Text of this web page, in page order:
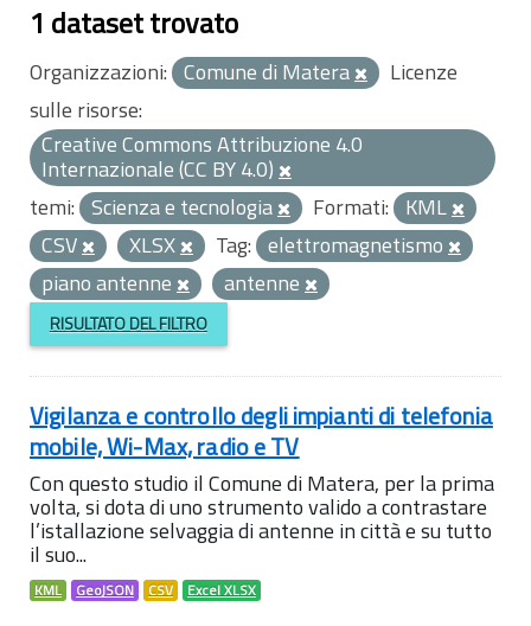
1 dataset trovato
Organizzazioni: Comune di Matera
Licenze
sulle risorse:
Creative Commons Attribuzione 4.0
Internazionale (CC BY 4.0)
temi: Scienza e tecnologia Formati: KML
CSV
XLSX Tag: elettromagnetismo
piano antenne
antenne
RISULTATO DEL FILTRO
Vigilanza e controllo degli impianti di telefonia
mobile, Wi-Max, radio e TV
Con questo studio il Comune di Matera, per la prima
volta, si dota di uno strumento valido a contrastare
l’istallazione selvaggia di antenne in città e su tutto
il suo...
KML GeoJSON CSV Excel XLSX